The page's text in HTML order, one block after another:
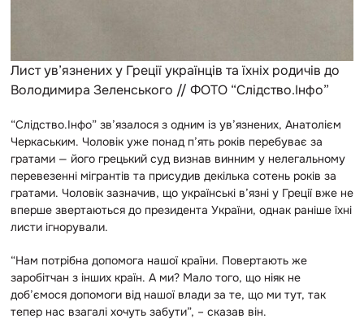
Лист ув’язнених у Греції українців та їхніх родичів до
Володимира Зеленського // ФОТО “Слідство.Інфо”
“Слідство.Інфо” зв’язалося з одним із ув’язнених, Анатолієм
Черкаським. Чоловік уже понад п’ять років перебуває за
гратами — його грецький суд визнав винним у нелегальному
перевезенні мігрантів та присудив декілька сотень років за
гратами. Чоловік зазначив, що українські в’язні у Греції вже не
вперше звертаються до президента України, однак раніше їхні
листи ігнорували.
“Нам потрібна допомога нашої країни. Повертають же
заробітчан з інших країн. А ми? Мало того, що ніяк не
доб’ємося допомоги від нашої влади за те, що ми тут, так
тепер нас взагалі хочуть забути”, – сказав він.